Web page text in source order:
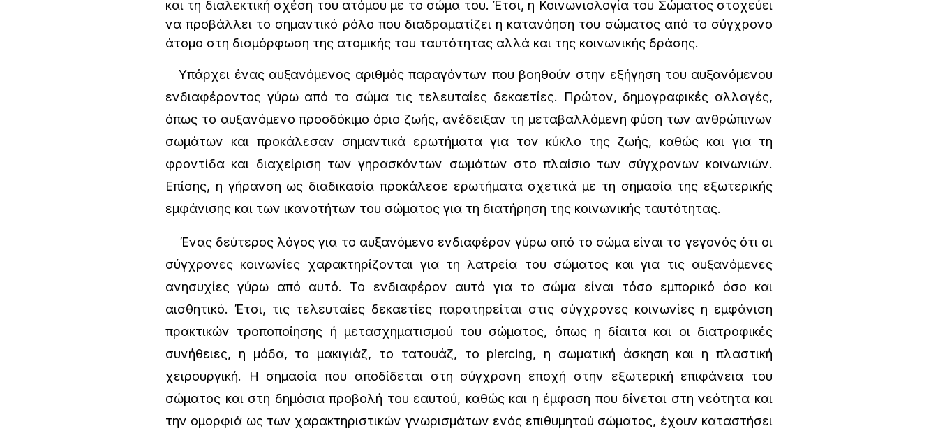
και τη διαλεκτική σχέση του ατόμου με το σώμα του. Έτσι, η Κοινωνιολογία του Σώματος στοχεύει
να προβάλλει το σημαντικό ρόλο που διαδραματίζει η κατανόηση του σώματος από το σύγχρονο
άτομο στη διαμόρφωση της ατομικής του ταυτότητας αλλά και της κοινωνικής δράσης.
Υπάρχει ένας αυξανόμενος αριθμός παραγόντων που βοηθούν στην εξήγηση του αυξανόμενου
ενδιαφέροντος γύρω από το σώμα τις τελευταίες δεκαετίες. Πρώτον, δημογραφικές αλλαγές,
όπως το αυξανόμενο προσδόκιμο όριο ζωής, ανέδειξαν τη μεταβαλλόμενη φύση των ανθρώπινων
σωμάτων και προκάλεσαν σημαντικά ερωτήματα για τον κύκλο της ζωής, καθώς και για τη
φροντίδα και διαχείριση των γηρασκόντων σωμάτων στο πλαίσιο των σύγχρονων κοινωνιών.
Επίσης, η γήρανση ως διαδικασία προκάλεσε ερωτήματα σχετικά με τη σημασία της εξωτερικής
εμφάνισης και των ικανοτήτων του σώματος για τη διατήρηση της κοινωνικής ταυτότητας.
Ένας δεύτερος λόγος για το αυξανόμενο ενδιαφέρον γύρω από το σώμα είναι το γεγονός ότι οι
σύγχρονες κοινωνίες χαρακτηρίζονται για τη λατρεία του σώματος και για τις αυξανόμενες
ανησυχίες γύρω από αυτό. Το ενδιαφέρον αυτό για το σώμα είναι τόσο εμπορικό όσο και
αισθητικό. Έτσι, τις τελευταίες δεκαετίες παρατηρείται στις σύγχρονες κοινωνίες η εμφάνιση
πρακτικών τροποποίησης ή μετασχηματισμού του σώματος, όπως η δίαιτα και οι διατροφικές
συνήθειες, η μόδα, το μακιγιάζ, το τατουάζ, το piercing, η σωματική άσκηση και η πλαστική
χειρουργική. Η σημασία που αποδίδεται στη σύγχρονη εποχή στην εξωτερική επιφάνεια του
σώματος και στη δημόσια προβολή του εαυτού, καθώς και η έμφαση που δίνεται στη νεότητα και
την ομορφιά ως των χαρακτηριστικών γνωρισμάτων ενός επιθυμητού σώματος, έχουν καταστήσει